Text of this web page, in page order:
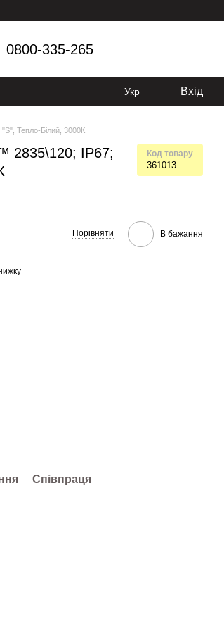
0800-335-265
Укр Вхід
Тепло-Білий, 3000К
2835\120; IP67;
Код товару
361013
Порівняти В бажання
Співпраця